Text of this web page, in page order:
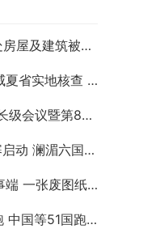
卫星影像显示柬泰边境627处房屋及建筑被夷平 人权组织呼吁保护平民财产
东盟观察员继续赴柬埔寨柏威夏省实地核查 走访遭袭柬埔寨平民村庄
第23届东盟公共服务事务部长级会议暨第8届东盟与中日韩公共服务事务部长级会议在柬埔寨暹粒开幕
“澜湄和平之舟”项目在柬埔寨启动 澜湄六国青年共话和平与发展
中国央视新闻：菲律宾再挑事端 一张废图纸划不走中国黄岩岛
第11届吴哥国际马拉松赛开跑 中国等51国跑者齐聚暹粒